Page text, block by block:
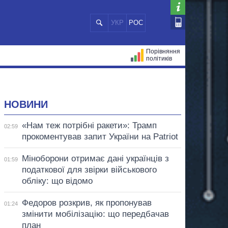
УКР РОС
Порівняння
політиків
НОВИНИ
02:59
«Нам теж потрібні ракети»: Трамп
прокоментував запит України на Patriot
01:59
Міноборони отримає дані українців з
податкової для звірки військового
обліку: що відомо
01:24
Федоров розкрив, як пропонував
змінити мобілізацію: що передбачав
план